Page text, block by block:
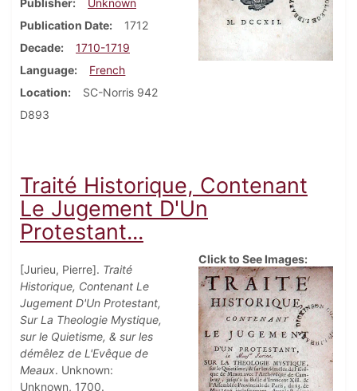
Publisher
Unknown
Publication Date
1712
Decade
1710-1719
Language
French
Location
SC-Norris 942
D893
Traité Historique, Contenant
Le Jugement D'Un
Protestant...
[Jurieu, Pierre]. Traité
Historique, Contenant Le
Jugement D'Un Protestant,
Sur La Theologie Mystique,
sur le Quietisme, & sur les
démêlez de L'Evêque de
Meaux. Unknown:
Unknown, 1700.
Click to See Images: